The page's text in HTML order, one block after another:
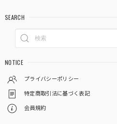
SEARCH
NOTICE
プライバシーポリシー
特定商取引法に基づく表記
会員規約